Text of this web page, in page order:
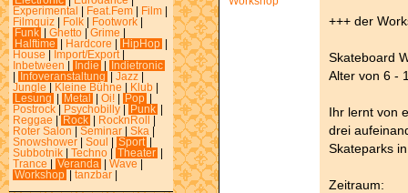
Experimental
Feat.Fem Film
Filmquiz
Folk Footwork
Funk
Ghetto Grime
Halftime
Hardcore HipHop
House
Import/Export
Inbetween
Indie
Indietronic
Infoveranstaltung Jazz
Jungle
Kleine Bühne Klub
Lesung
Metal Oi! Pop
Postrock
Psychobilly Punk
Reggae
Rock RocknRoll
Roter Salon
Seminar Ska
Snowshower
Soul Sport
Subbotnik
Techno Theater
Trance
Veranda Wave
Workshop
tanzbar
+++ der
Skateboard
Alter von 6 -
Ihr lernt von
drei
Skateparks
Zeitraum: